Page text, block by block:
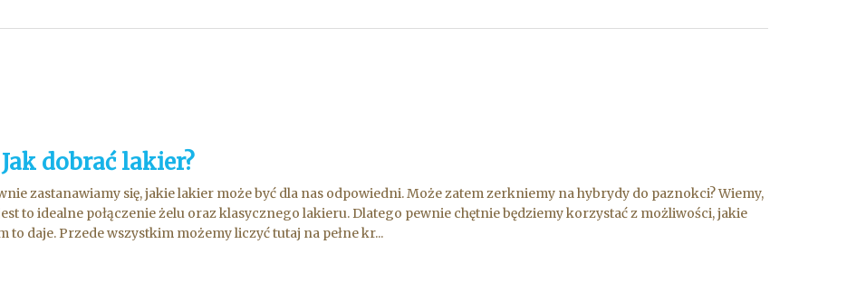
dobrać lakier?
zastanawiamy się, jakie lakier może być dla nas odpowiedni. Może zatem zerkniemy na hybrydy do paznokci? Wiemy,
to idealne połączenie żelu oraz klasycznego lakieru. Dlatego pewnie chętnie będziemy korzystać z możliwości, jakie
to daje. Przede wszystkim możemy liczyć tutaj na pełne kr...